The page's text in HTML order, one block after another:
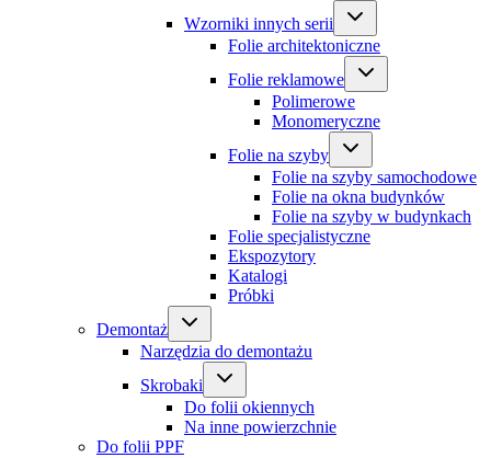
Wzorniki innych serii
Folie architektoniczne
Folie reklamowe
Polimerowe
Monomeryczne
Folie na szyby
Folie na szyby samochodowe
Folie na okna budynków
Folie na szyby w budynkach
Folie specjalistyczne
Ekspozytory
Katalogi
Próbki
Demontaż
Narzędzia do demontażu
Skrobaki
Do folii okiennych
Na inne powierzchnie
Do folii PPF